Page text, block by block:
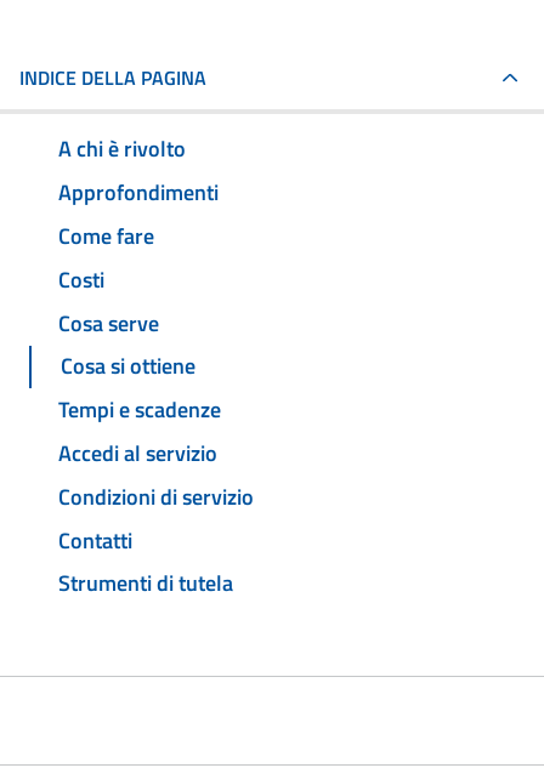
INDICE DELLA PAGINA
A chi è rivolto
Approfondimenti
Come fare
Costi
Cosa serve
Cosa si ottiene
Tempi e scadenze
Accedi al servizio
Condizioni di servizio
Contatti
Strumenti di tutela